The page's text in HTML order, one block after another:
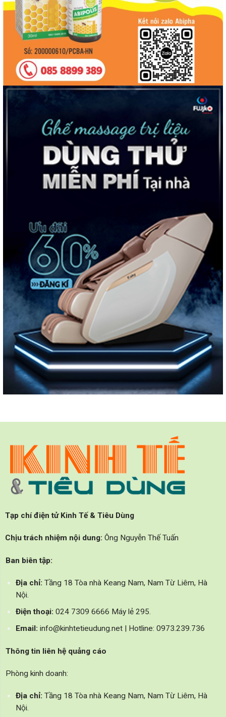
Tạp chí điện tử Kinh Tế & Tiêu Dùng
Chịu trách nhiệm nội dung: Ông Nguyễn Thế Tuấn
Ban biên tập:
Địa chỉ: Tầng 18 Tòa nhà Keang Nam, Nam Từ Liêm, Hà
Nội.
Điện thoại: 024 7309 6666 Máy lẻ 295.
Email: info@kinhtetieudung.net | Hotline: 0973.239.736
Thông tin liên hệ quảng cáo
Phòng kinh doanh:
Địa chỉ: Tầng 18 Tòa nhà Keang Nam, Nam Từ Liêm, Hà
Nội.